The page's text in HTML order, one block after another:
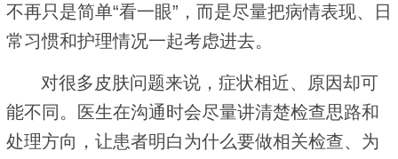
不再只是简单“看一眼”，而是尽量把病情表现、日
常习惯和护理情况一起考虑进去。
对很多皮肤问题来说，症状相近、原因却可
能不同。医生在沟通时会尽量讲清楚检查思路和
处理方向，让患者明白为什么要做相关检查、为